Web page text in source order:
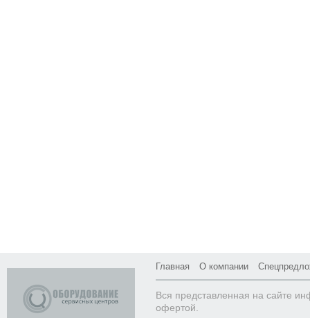
Главная О компании
Вся представленная на сайте
офертой.